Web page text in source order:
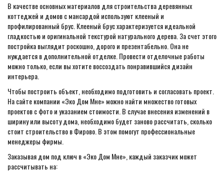
В качестве основных материалов для строительства деревянных
коттеджей и домов с мансардой используют клееный и
профилированный брус. Клееный брус характеризуется идеальной
гладкостью и оригинальной текстурой натурального дерева. За счет этого
постройка выглядит роскошно, дорого и презентабельно. Она не
нуждается в дополнительной отделке. Провести отделочные работы
можно только, если вы хотите воссоздать понравившийся дизайн
интерьера.
Чтобы построить объект, необходимо подготовить и согласовать проект.
На сайте компании «Эко Дом Мне» можно найти множество готовых
проектов с фото и указанием стоимости. В случае внесения изменений в
ширину или высоту дома, необходимо будет заново рассчитать, сколько
стоит строительство в Фирово. В этом помогут профессиональные
менеджеры фирмы.
Заказывая дом под ключ в «Эко Дом Мне», каждый заказчик может
рассчитывать на: